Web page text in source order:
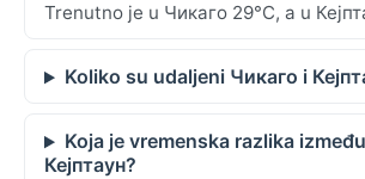
Trenutno je u Чикаго 29°C, a u
Koliko su udaljeni Чикаго i
Koja je vremenska razlika
Кејптаун?